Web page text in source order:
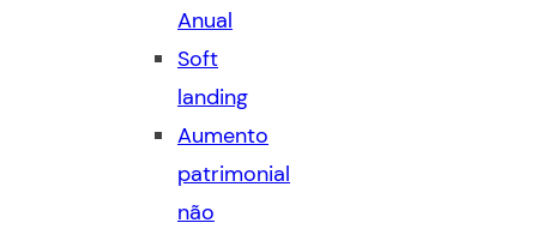
Anual
Soft
landing
Aumento
patrimonial
não